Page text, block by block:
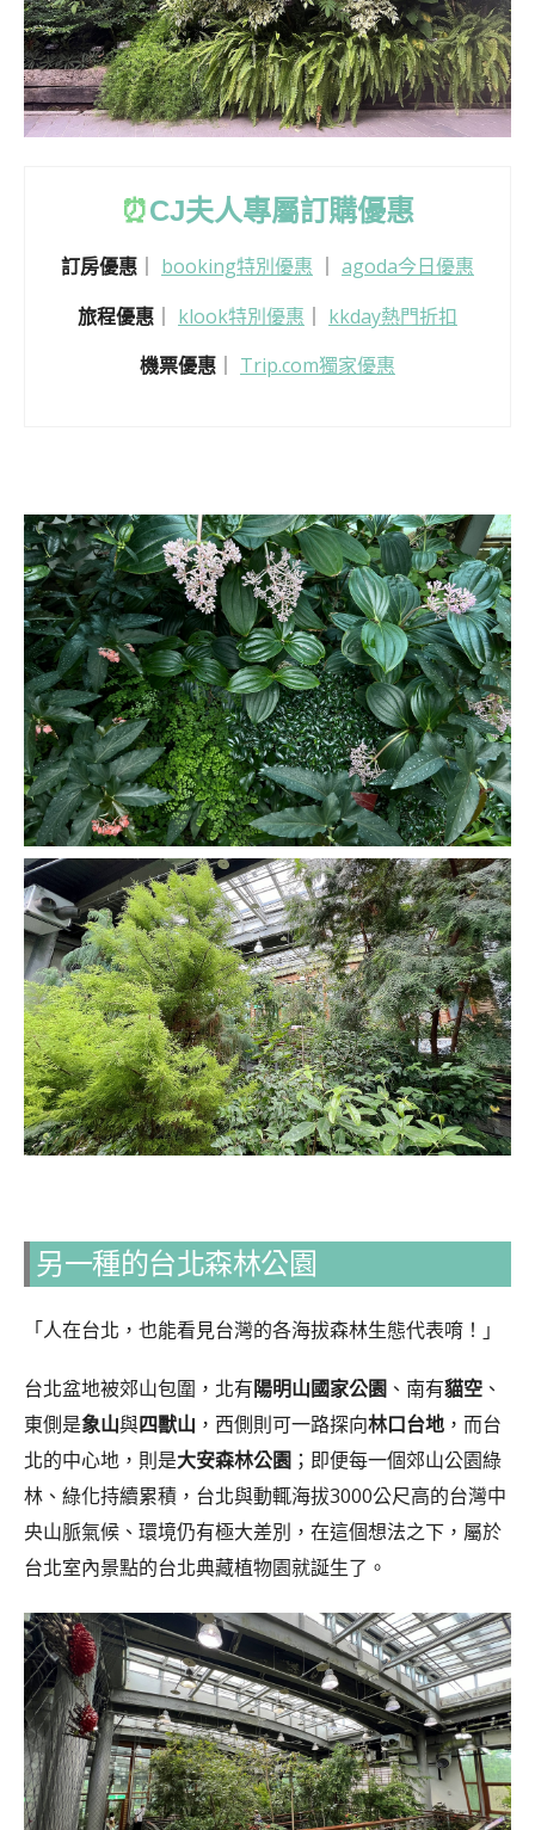
⏰CJ夫人專屬訂購優惠
訂房優惠 booking特別優惠
agoda今日優惠
旅程優惠 ｜ klook特別優惠 ｜ kkday熱門折扣
機票優惠
Trip.com獨家優惠
另一種的台北森林公園
「人在台北，也能看見台灣的各海拔森林生態代表唷！」
台北盆地被郊山包圍，北有陽明山國家公園 、南有貓空 、
東側是象山與四獸山 ，西側則可一路探向林口台地 ，而台
北的中心地，則是大安森林公園 ；即便每一個郊山公園綠
林、綠化持續累積，台北與動輒海拔3000公尺高的台灣中
央山脈氣候、環境仍有極大差別，在這個想法之下，屬於
台北室內景點的台北典藏植物園就誕生了。